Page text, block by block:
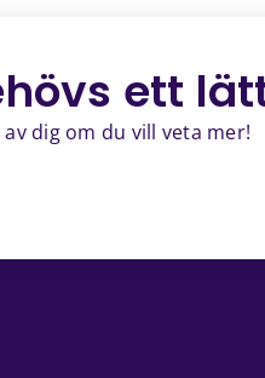
ett
dig om du vill veta mer!